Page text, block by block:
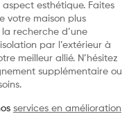
esthétique. Faites
votre maison plus
recherche d’une
par l’extérieur à
meilleur allié. N’hésitez
supplémentaire ou
services en amélioration